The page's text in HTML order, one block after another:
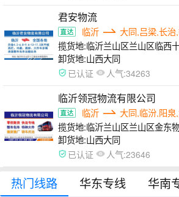
君安物流
临沂
大同,吕梁,长
揽货地:临沂兰山区兰山区临西
流园内
卸货地:山西大同
已认证 人气:34263
临沂领冠物流有限公司
临沂
大同,临汾,阳
揽货地:临沂兰山区兰山区金东
卸货地:山西大同
已认证 人气:23646
热门线路 华东专线 华南